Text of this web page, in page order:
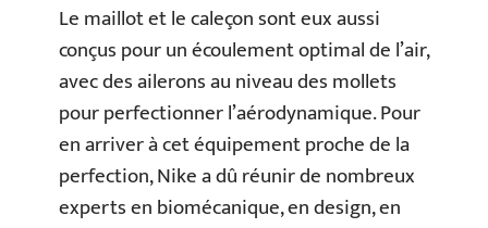
Le maillot et le caleçon sont eux aussi
conçus pour un écoulement optimal de l’air,
avec des ailerons au niveau des mollets
pour perfectionner l’aérodynamique. Pour
en arriver à cet équipement proche de la
perfection, Nike a dû réunir de nombreux
experts en biomécanique, en design, en